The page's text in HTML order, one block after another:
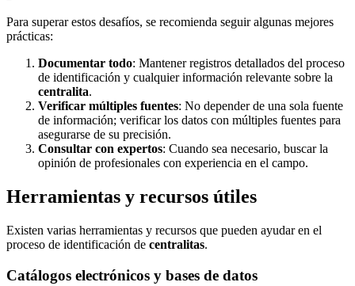
Para superar estos desafíos, se recomienda seguir algunas mejores
prácticas:
Documentar todo: Mantener registros detallados del proceso
de identificación y cualquier información relevante sobre la
centralita.
Verificar múltiples fuentes: No depender de una sola fuente
de información; verificar los datos con múltiples fuentes para
asegurarse de su precisión.
Consultar con expertos: Cuando sea necesario, buscar la
opinión de profesionales con experiencia en el campo.
Herramientas y recursos útiles
Existen varias herramientas y recursos que pueden ayudar en el
proceso de identificación de centralitas.
Catálogos electrónicos y bases de datos